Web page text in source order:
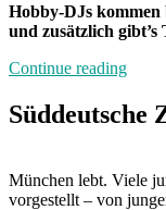
Hobby-DJs kommen
und zusätzlich
Continue reading
Süddeutsche
München lebt. Viele
vorgestellt – von